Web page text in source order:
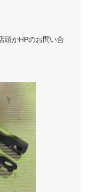
頭かHPのお問い合